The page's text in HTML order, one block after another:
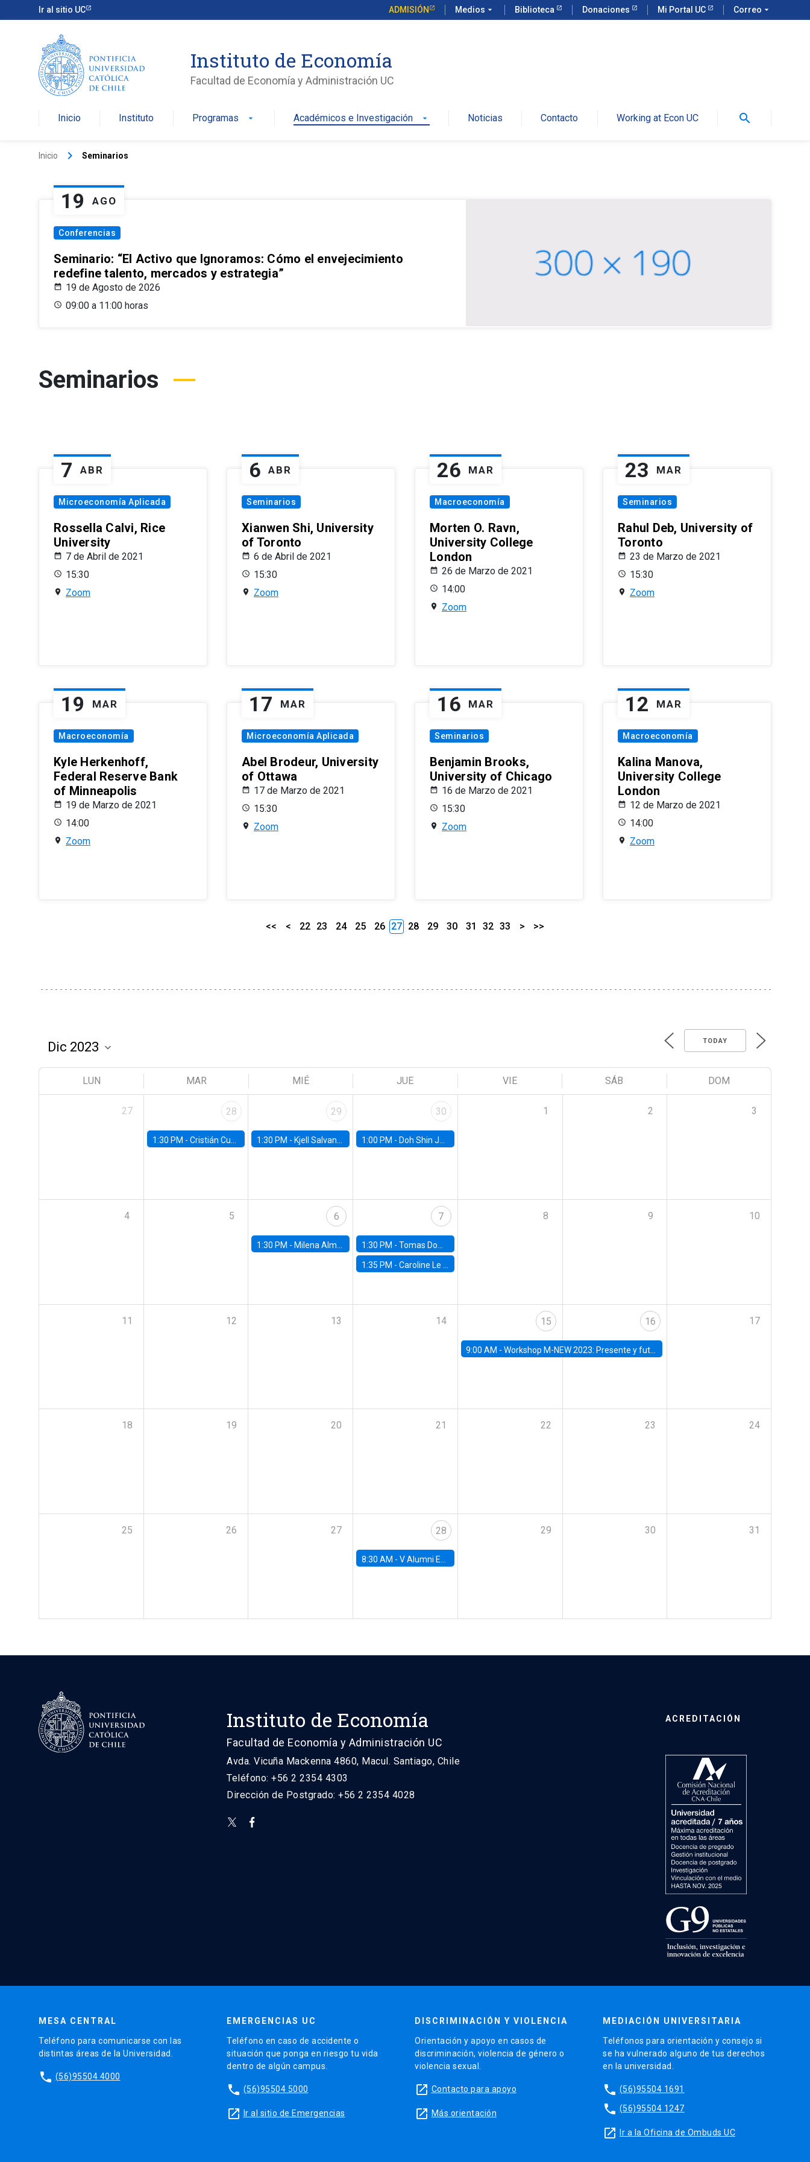
Ir al sitio UC ADMISIÓN Medios arrow_drop_down Biblioteca Donaciones Mi Portal UC Correo arrow_drop_down
Instituto de Economía
Facultad de Economía y Administración UC
Inicio Instituto Programas arrow_drop_down Académicos e Investigación arrow_drop_down Noticias Contacto Working at Econ UC search
Inicio keyboard_arrow_right Seminarios
19 AGO
Conferencias
Seminario: “El Activo que Ignoramos: Cómo el envejecimiento
redefine talento, mercados y estrategia”
19 de Agosto de 2026
09:00 a 11:00 horas
Seminarios
7 ABR
Microeconomía Aplicada
Rossella Calvi, Rice
University
7 de Abril de 2021
15:30
Zoom
6 ABR
Seminarios
Xianwen Shi, University
of Toronto
6 de Abril de 2021
15:30
Zoom
26 MAR
Macroeconomía
Morten O. Ravn,
University College
London
26 de Marzo de 2021
14:00
Zoom
23 MAR
Seminarios
Rahul Deb, University of
Toronto
23 de Marzo de 2021
15:30
Zoom
19 MAR
Macroeconomía
Kyle Herkenhoff,
Federal Reserve Bank
of Minneapolis
19 de Marzo de 2021
14:00
Zoom
17 MAR
Microeconomía Aplicada
Abel Brodeur, University
of Ottawa
17 de Marzo de 2021
15:30
Zoom
16 MAR
Seminarios
Benjamin Brooks,
University of Chicago
16 de Marzo de 2021
15:30
Zoom
12 MAR
Macroeconomía
Kalina Manova,
University College
London
12 de Marzo de 2021
14:00
Zoom
<< < 22 23 24 25 26 27 28 29 30 31 32 33 > >>
TODAY
LUN MAR MIÉ JUE VIE SÁB DOM
27 28
1:30 PM - Cristián Cuevas, Universidad de Los Andes
29
1:30 PM - Kjell Salvanes, Norwegian School of Economics
30
1:00 PM - Doh Shin Jeon, Toulouse School of Economics
1 2 3
4 5 6
1:30 PM - Milena Almagro, University of ChicagoChicago Booth School of Business
7
1:30 PM -Tomas Dominguez-Iino, Chicago Booth School of Business
1:35 PM -Caroline Le Pennec, HEC Montréal
8 9 10
11 12 13 14 15
9:00 AM - Workshop M-NEW 2023: Presente y futuro del trabajo y el rol de las nuevas tecnologías
16 17
18 19 20 21 22 23 24
25 26 27 28
8:30 AM -V Alumni Economics Workshop
29 30 31
Instituto de Economía
Facultad de Economía y Administración UC
Avda. Vicuña Mackenna 4860, Macul. Santiago, Chile
Teléfono: +56 2 2354 4303
Dirección de Postgrado: +56 2 2354 4028
ACREDITACIÓN
MESA CENTRAL
Teléfono para comunicarse con las
distintas áreas de la Universidad.
phone (56)95504 4000
EMERGENCIAS UC
Teléfono en caso de accidente o
situación que ponga en riesgo tu vida
dentro de algún campus.
phone (56)95504 5000
launch Ir al sitio de Emergencias
DISCRIMINACIÓN Y VIOLENCIA
Orientación y apoyo en casos de
discriminación, violencia de género o
violencia sexual.
launch Contacto para apoyo
launch Más orientación
MEDIACIÓN UNIVERSITARIA
Teléfonos para orientación y consejo si
se ha vulnerado alguno de tus derechos
en la universidad.
phone (56)95504 1691
phone (56)95504 1247
launch Ir a la Oficina de Ombuds UC